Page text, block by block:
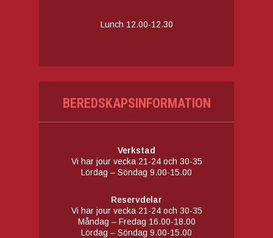
Lunch 12.00-12.30
BEREDSKAPSINFORMATION
Verkstad
Vi har jour vecka 21-24 och 30-35
Lördag – Söndag 9.00-15.00
Reservdelar
Vi har jour vecka 21-24 och 30-35
Måndag – Fredag 16.00-18.00
Lördag – Söndag 9.00-15.00